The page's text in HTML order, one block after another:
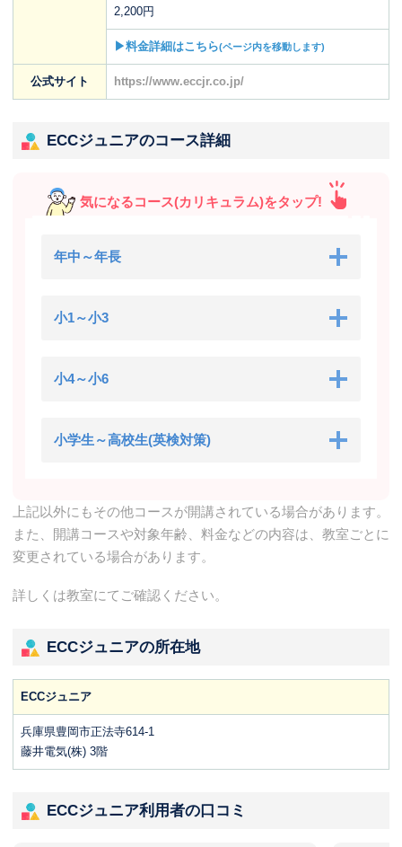
2,200円
▶料金詳細はこちら(ページ内を移動します)
公式サイト https://www.eccjr.co.jp/
ECCジュニアのコース詳細
気になるコース(カリキュラム)をタップ!
年中～年長
小1～小3
小4～小6
小学生～高校生(英検対策)
上記以外にもその他コースが開講されている場合があります。
また、開講コースや対象年齢、料金などの内容は、教室ごとに
変更されている場合があります。
詳しくは教室にてご確認ください。
ECCジュニアの所在地
ECCジュニア
兵庫県豊岡市正法寺614-1
藤井電気(株) 3階
ECCジュニア利用者の口コミ